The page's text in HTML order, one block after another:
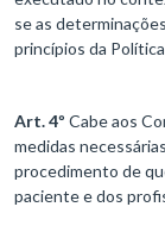
se as
princípios da
Art. 4º Cabe aos
medidas
procedimento de
paciente e dos